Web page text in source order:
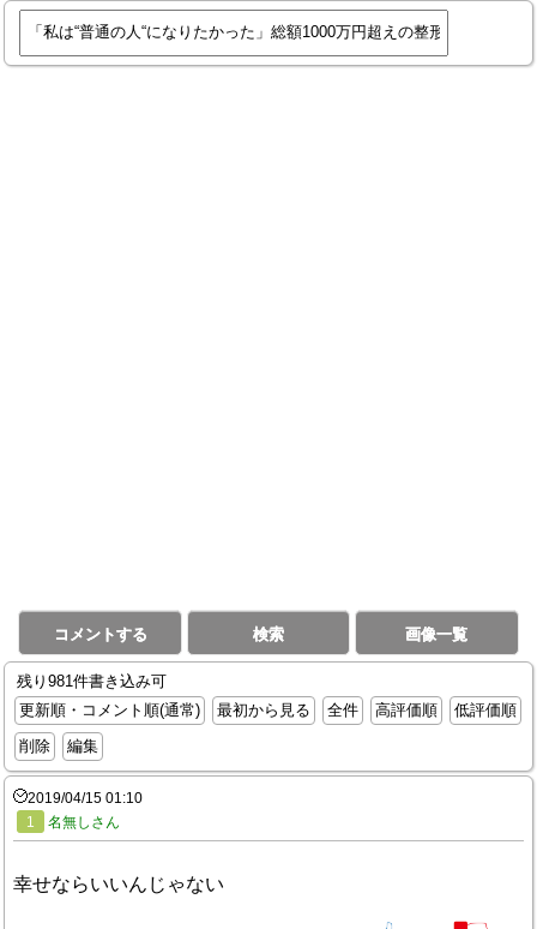
コメントする 検索 画像一覧
残り981件書き込み可
更新順・コメント順(通常)
最初から見る 全件 高評価順
低評価順
削除
編集
2019/04/15 01:10
1
名無しさん
幸せならいいんじゃない